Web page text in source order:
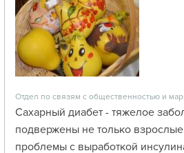
Отдел по связям с общественностью и
Сахарный диабет - тяжелое
подвержены не только
проблемы с выработкой